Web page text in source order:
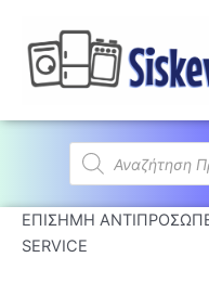
Products
search
ΕΠΙΣΗΜΗ
SERVICE